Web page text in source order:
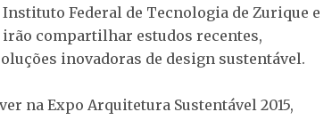
Federal de Tecnologia de Zurique e
compartilhar estudos recentes,
inovadoras de design sustentável.
na Expo Arquitetura Sustentável 2015,